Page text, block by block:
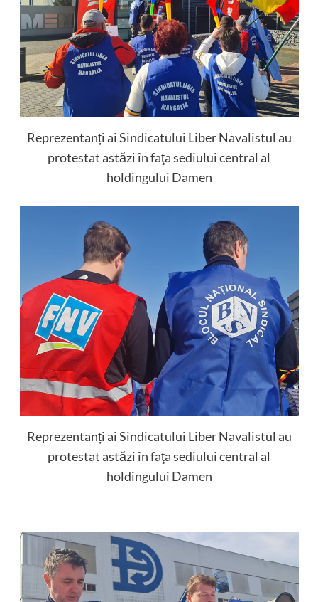
Reprezentanți ai Sindicatului Liber Navalistul au
protestat astăzi în faţa sediului central al
holdingului Damen
Reprezentanți ai Sindicatului Liber Navalistul au
protestat astăzi în faţa sediului central al
holdingului Damen